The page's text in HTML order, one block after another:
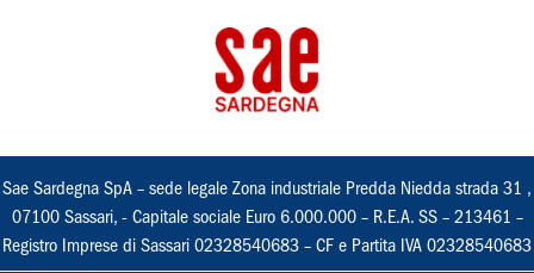
Sae Sardegna SpA – sede legale Zona industriale Predda Niedda strada 31 ,
07100 Sassari, - Capitale sociale Euro 6.000.000 – R.E.A. SS – 213461 –
Registro Imprese di Sassari 02328540683 – CF e Partita IVA 02328540683